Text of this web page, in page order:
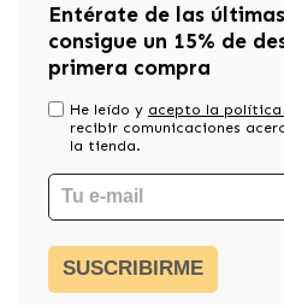
Entérate de las
consigue un 15% de
primera compra
He leído y acepto la política
recibir comunicaciones
la tienda.
SUSCRIBIRME